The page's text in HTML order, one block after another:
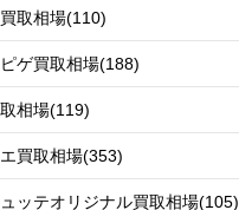
取相場(110)
ゲ買取相場(188)
相場(119)
買取相場(353)
ッテオリジナル買取相場(105)